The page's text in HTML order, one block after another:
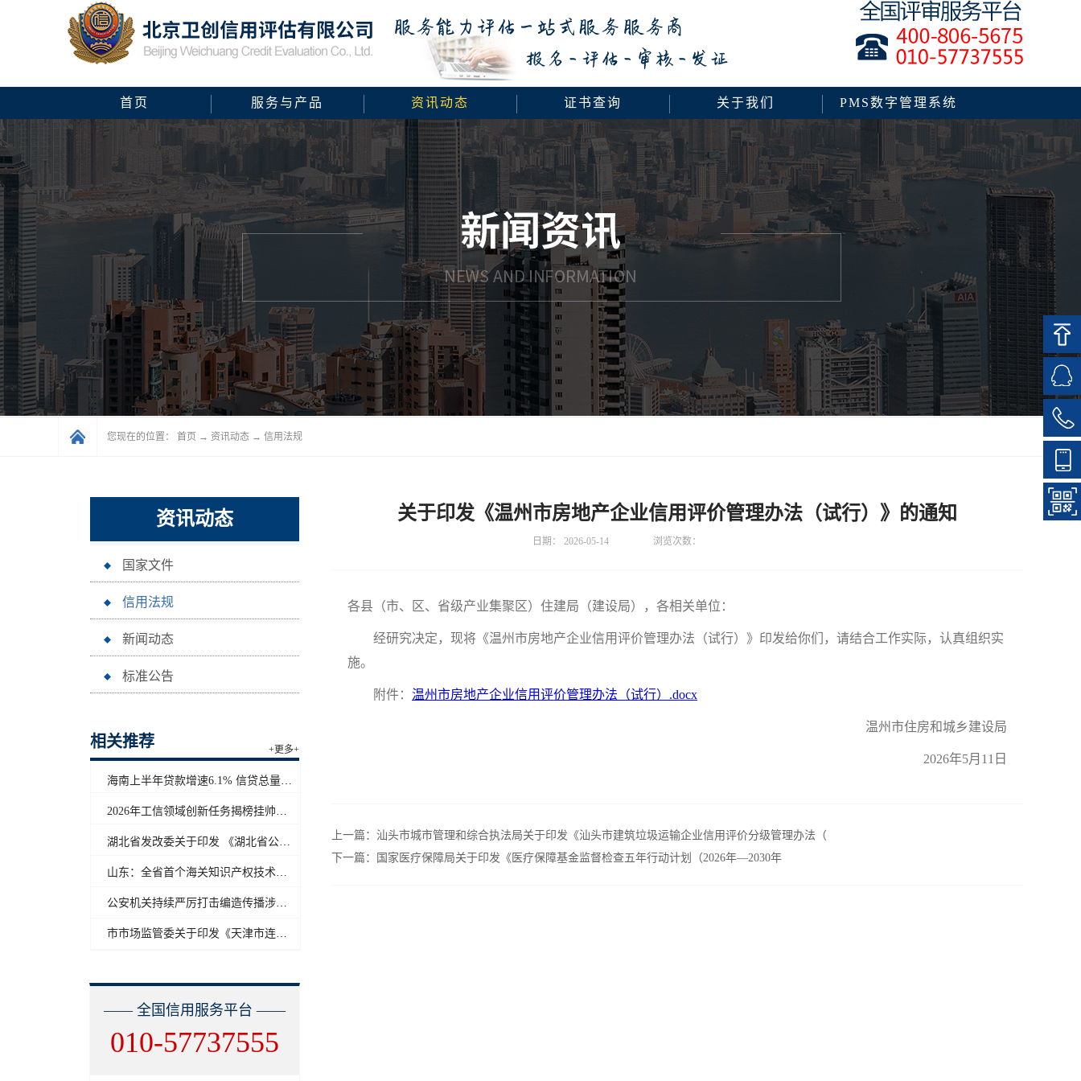
首页 服务与产品 资讯动态 证书查询 关于我们 PMS数字管理系统
您现在的位置： 首页 → 资讯动态 → 信用法规
资讯动态
国家文件
信用法规
新闻动态
标准公告
相关推荐 +更多+
海南上半年贷款增速6.1% 信贷总量保持合理平稳增长
2026年工信领域创新任务揭榜挂帅工作启动
湖北省发改委关于印发 《湖北省公共信用信息目录（2026年版）》的通知
山东：全省首个海关知识产权技术调查官制度落地济南自贸片区
公安机关持续严厉打击编造传播涉汛涉灾网络谣言
市市场监管委关于印发《天津市连锁企业食品经营许可“先证后核”信用承诺审批实施办法》的通知
—— 全国信用服务平台 ——
010-57737555
关于印发《温州市房地产企业信用评价管理办法（试行）》的通知
日期： 2026-05-14 浏览次数：
各县（市、区、省级产业集聚区）住建局（建设局），各相关单位：
经研究决定，现将《温州市房地产企业信用评价管理办法（试行）》印发给你们，请结合工作实际，认真组织实
施。
附件： 温州市房地产企业信用评价管理办法（试行）.docx
温州市住房和城乡建设局
2026年5月11日
上一篇： 汕头市城市管理和综合执法局关于印发《汕头市建筑垃圾运输企业信用评价分级管理办法（
下一篇：
国家医疗保障局关于印发《医疗保障基金监督检查五年行动计划（2026年—2030年